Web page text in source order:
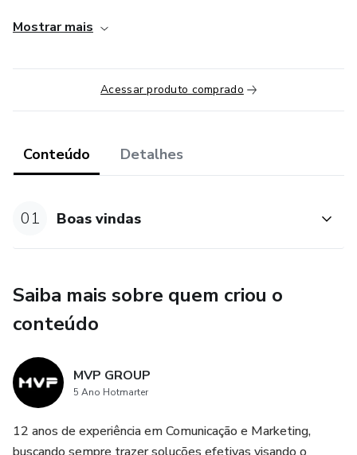
experiência daqueles que os produzem. A existência de um
ser consideradas como garantia de qualidade de conteúdo
e resultado, em qualquer hipótese. Ao adquiri-lo, o
comprador declara estar ciente dessas informações. Os
antes mesmo da conclusão da compra."
Mostrar mais
Acessar produto comprado
Conteúdo Detalhes
01 Boas vindas
Saiba mais sobre quem criou o
conteúdo
MVP GROUP
5 Ano Hotmarter
12 anos de experiência em Comunicação e Marketing,